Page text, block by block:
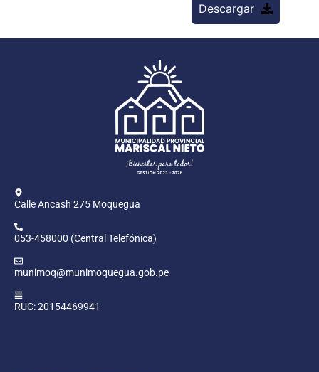
Descargar
Calle Ancash 275 Moquegua
053-458000 (Central Telefónica)
munimoq@munimoquegua.gob.pe
RUC: 20154469941